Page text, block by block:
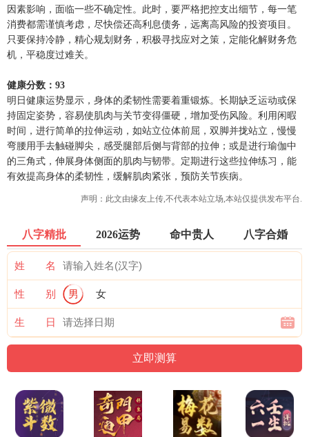
因素影响，面临一些不确定性。此时，要严格把控支出细节，每一笔
消费都需谨慎考虑，尽快偿还高利息债务，远离高风险的投资项目。
只要保持冷静，精心规划财务，积极寻找应对之策，定能化解财务危
机，平稳度过难关。
健康分数：93
明日健康运势显示，身体的柔韧性需要着重锻炼。长期缺乏运动或保
持固定姿势，容易使肌肉与关节变得僵硬，增加受伤风险。利用闲暇
时间，进行简单的拉伸运动，如站立位体前屈，双脚并拢站立，慢慢
弯腰用手去触碰脚尖，感受腿部后侧与背部的拉伸；或是进行瑜伽中
的三角式，伸展身体侧面的肌肉与韧带。定期进行这些拉伸练习，能
有效提高身体的柔韧性，缓解肌肉紧张，预防关节疾病。
声明：此文由缘友上传,不代表本站立场,本站仅提供发布平台.
八字精批 2026运势 命中贵人 八字合婚
姓 名
性 别 男 女
生 日